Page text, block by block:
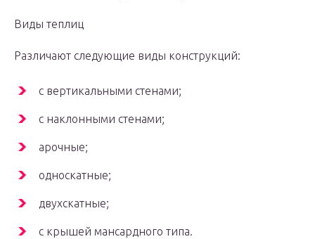
Виды теплиц
Различают следующие виды конструкций:
с вертикальными стенами;
с наклонными стенами;
арочные;
односкатные;
двухскатные;
с крышей мансардного типа.